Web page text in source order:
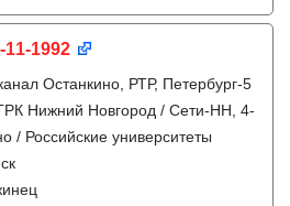
11-1992
Останкино, РТР, Петербург-5
Нижний Новгород / Сети-НН, 4-
/ Российские университеты